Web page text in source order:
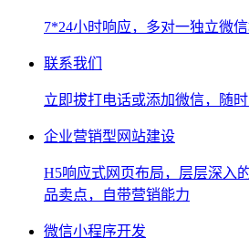
7*24小时响应，多对一独立微
联系我们
立即拔打电话或添加微信，随
企业营销型网站建设
H5响应式网页布局，层层深入
品卖点，自带营销能力
微信小程序开发